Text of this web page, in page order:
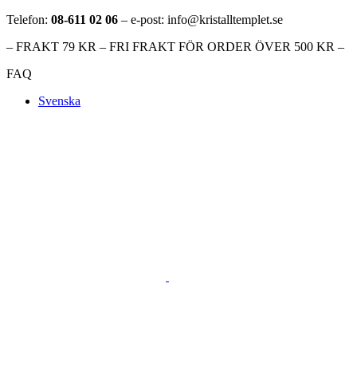
Telefon: 08-611 02 06 – e-post: info@kristalltemplet.se
– FRAKT 79 KR – FRI FRAKT FÖR ORDER ÖVER 500 KR –
FAQ
Svenska